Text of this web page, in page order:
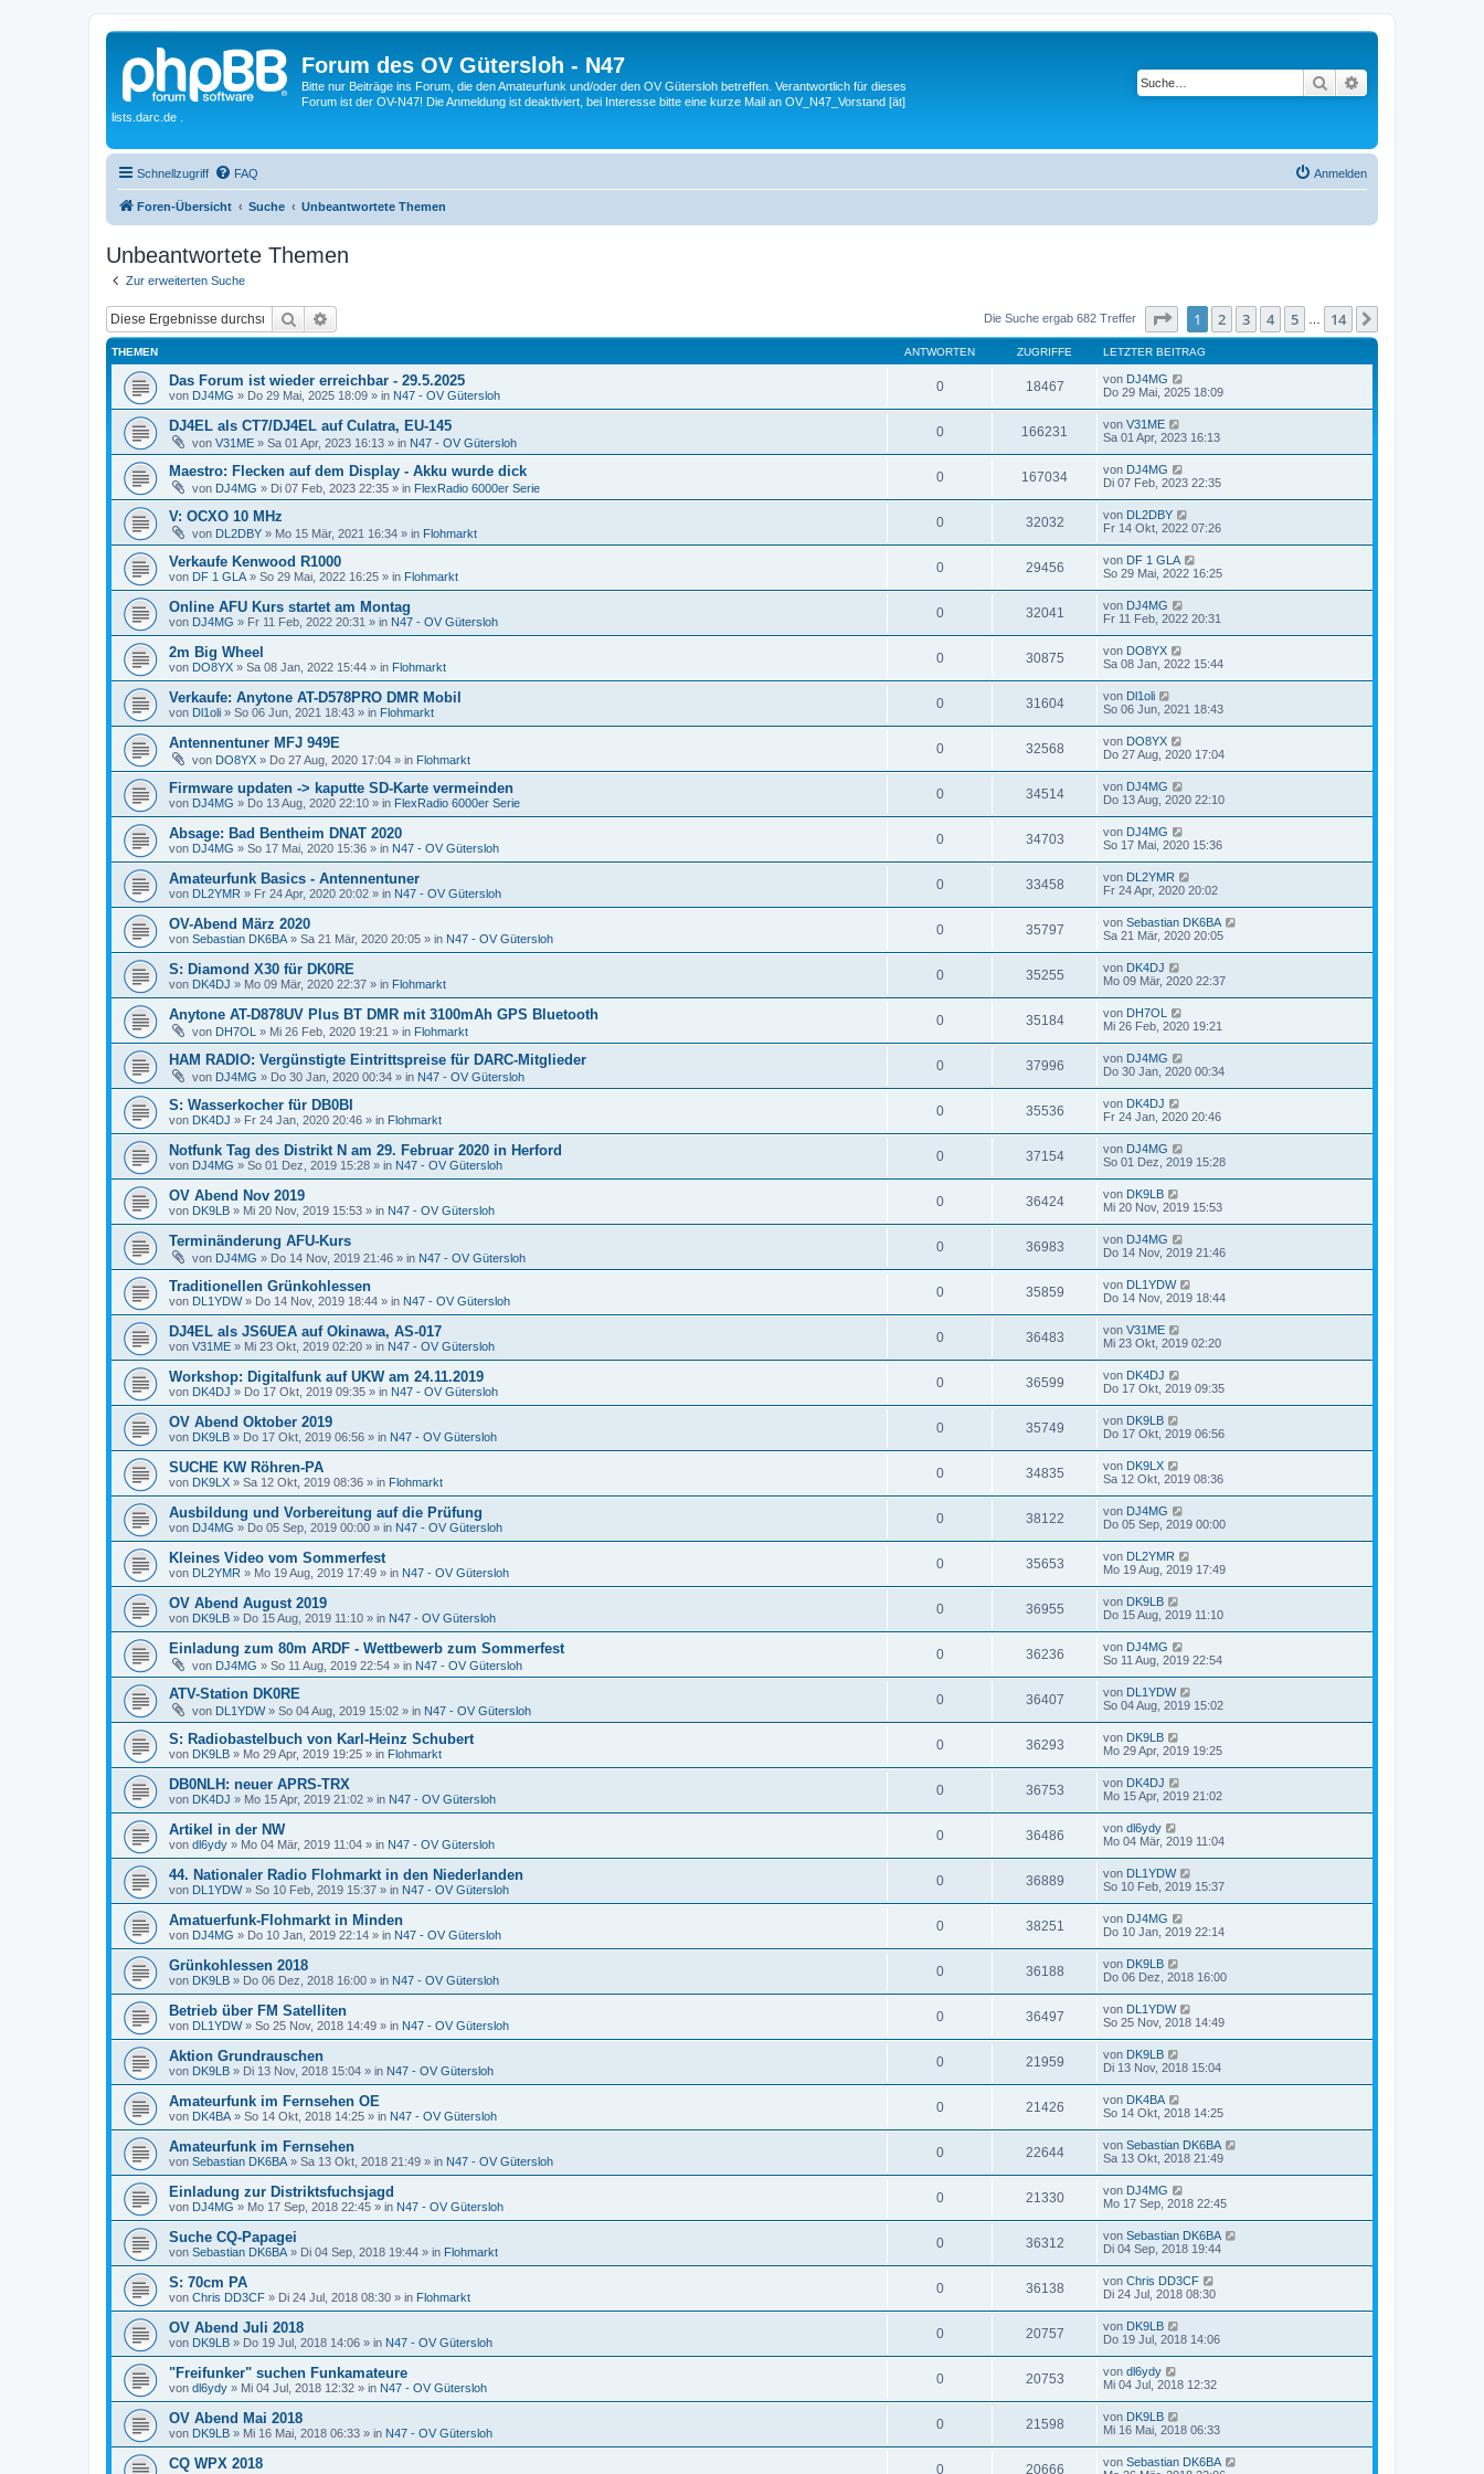
Forum des OV Gütersloh - N47
Bitte nur Beiträge ins Forum, die den Amateurfunk und/oder den OV Gütersloh betreffen. Verantwortlich für dieses
Forum ist der OV-N47! Die Anmeldung ist deaktiviert, bei Interesse bitte eine kurze Mail an OV_N47_Vorstand [ät]
lists.darc.de .
Suche
Schnellzugriff FAQ Anmelden
Foren-Übersicht Suche Unbeantwortete Themen
Unbeantwortete Themen
Zur erweiterten Suche
Suche Die Suche ergab 682 Treffer Seite von14
1 2 3 4 5 14
THEMEN ANTWORTEN ZUGRIFFE LETZTER BEITRAG
Das Forum ist wieder erreichbar - 29.5.2025
von DJ4MG » Do 29 Mai, 2025 18:09 » in N47 - OV Gütersloh
0 18467 von DJ4MG
Do 29 Mai, 2025 18:09
DJ4EL als CT7/DJ4EL auf Culatra, EU-145
von V31ME » Sa 01 Apr, 2023 16:13 » in N47 - OV Gütersloh
0 166231 von V31ME
Sa 01 Apr, 2023 16:13
Maestro: Flecken auf dem Display - Akku wurde dick
von DJ4MG » Di 07 Feb, 2023 22:35 » in FlexRadio 6000er Serie
0 167034 von DJ4MG
Di 07 Feb, 2023 22:35
V: OCXO 10 MHz
von DL2DBY » Mo 15 Mär, 2021 16:34 » in Flohmarkt
0 32032 von DL2DBY
Fr 14 Okt, 2022 07:26
Verkaufe Kenwood R1000
von DF 1 GLA » So 29 Mai, 2022 16:25 » in Flohmarkt
0 29456 von DF 1 GLA
So 29 Mai, 2022 16:25
Online AFU Kurs startet am Montag
von DJ4MG » Fr 11 Feb, 2022 20:31 » in N47 - OV Gütersloh
0 32041 von DJ4MG
Fr 11 Feb, 2022 20:31
2m Big Wheel
von DO8YX » Sa 08 Jan, 2022 15:44 » in Flohmarkt
0 30875 von DO8YX
Sa 08 Jan, 2022 15:44
Verkaufe: Anytone AT-D578PRO DMR Mobil
von Dl1oli » So 06 Jun, 2021 18:43 » in Flohmarkt
0 31604 von Dl1oli
So 06 Jun, 2021 18:43
Antennentuner MFJ 949E
von DO8YX » Do 27 Aug, 2020 17:04 » in Flohmarkt
0 32568 von DO8YX
Do 27 Aug, 2020 17:04
Firmware updaten -> kaputte SD-Karte vermeinden
von DJ4MG » Do 13 Aug, 2020 22:10 » in FlexRadio 6000er Serie
0 34514 von DJ4MG
Do 13 Aug, 2020 22:10
Absage: Bad Bentheim DNAT 2020
von DJ4MG » So 17 Mai, 2020 15:36 » in N47 - OV Gütersloh
0 34703 von DJ4MG
So 17 Mai, 2020 15:36
Amateurfunk Basics - Antennentuner
von DL2YMR » Fr 24 Apr, 2020 20:02 » in N47 - OV Gütersloh
0 33458 von DL2YMR
Fr 24 Apr, 2020 20:02
OV-Abend März 2020
von Sebastian DK6BA » Sa 21 Mär, 2020 20:05 » in N47 - OV Gütersloh
0 35797 von Sebastian DK6BA
Sa 21 Mär, 2020 20:05
S: Diamond X30 für DK0RE
von DK4DJ » Mo 09 Mär, 2020 22:37 » in Flohmarkt
0 35255 von DK4DJ
Mo 09 Mär, 2020 22:37
Anytone AT-D878UV Plus BT DMR mit 3100mAh GPS Bluetooth
von DH7OL » Mi 26 Feb, 2020 19:21 » in Flohmarkt
0 35184 von DH7OL
Mi 26 Feb, 2020 19:21
HAM RADIO: Vergünstigte Eintrittspreise für DARC-Mitglieder
von DJ4MG » Do 30 Jan, 2020 00:34 » in N47 - OV Gütersloh
0 37996 von DJ4MG
Do 30 Jan, 2020 00:34
S: Wasserkocher für DB0BI
von DK4DJ » Fr 24 Jan, 2020 20:46 » in Flohmarkt
0 35536 von DK4DJ
Fr 24 Jan, 2020 20:46
Notfunk Tag des Distrikt N am 29. Februar 2020 in Herford
von DJ4MG » So 01 Dez, 2019 15:28 » in N47 - OV Gütersloh
0 37154 von DJ4MG
So 01 Dez, 2019 15:28
OV Abend Nov 2019
von DK9LB » Mi 20 Nov, 2019 15:53 » in N47 - OV Gütersloh
0 36424 von DK9LB
Mi 20 Nov, 2019 15:53
Terminänderung AFU-Kurs
von DJ4MG » Do 14 Nov, 2019 21:46 » in N47 - OV Gütersloh
0 36983 von DJ4MG
Do 14 Nov, 2019 21:46
Traditionellen Grünkohlessen
von DL1YDW» Do 14 Nov, 2019 18:44 » in N47 - OV Gütersloh
0 35859 von DL1YDW
Do 14 Nov, 2019 18:44
DJ4EL als JS6UEA auf Okinawa, AS-017
von V31ME » Mi 23 Okt, 2019 02:20 » in N47 - OV Gütersloh
0 36483 von V31ME
Mi 23 Okt, 2019 02:20
Workshop: Digitalfunk auf UKW am 24.11.2019
von DK4DJ » Do 17 Okt, 2019 09:35 » in N47 - OV Gütersloh
0 36599 von DK4DJ
Do 17 Okt, 2019 09:35
OV Abend Oktober 2019
von DK9LB » Do 17 Okt, 2019 06:56 » in N47 - OV Gütersloh
0 35749 von DK9LB
Do 17 Okt, 2019 06:56
SUCHE KW Röhren-PA
von DK9LX » Sa 12 Okt, 2019 08:36 » in Flohmarkt
0 34835 von DK9LX
Sa 12 Okt, 2019 08:36
Ausbildung und Vorbereitung auf die Prüfung
von DJ4MG » Do 05 Sep, 2019 00:00 » in N47 - OV Gütersloh
0 38122 von DJ4MG
Do 05 Sep, 2019 00:00
Kleines Video vom Sommerfest
von DL2YMR » Mo 19 Aug, 2019 17:49 » in N47 - OV Gütersloh
0 35653 von DL2YMR
Mo 19 Aug, 2019 17:49
OV Abend August 2019
von DK9LB » Do 15 Aug, 2019 11:10 » in N47 - OV Gütersloh
0 36955 von DK9LB
Do 15 Aug, 2019 11:10
Einladung zum 80m ARDF - Wettbewerb zum Sommerfest
von DJ4MG » So 11 Aug, 2019 22:54 » in N47 - OV Gütersloh
0 36236 von DJ4MG
So 11 Aug, 2019 22:54
ATV-Station DK0RE
von DL1YDW» So 04 Aug, 2019 15:02 » in N47 - OV Gütersloh
0 36407 von DL1YDW
So 04 Aug, 2019 15:02
S: Radiobastelbuch von Karl-Heinz Schubert
von DK9LB » Mo 29 Apr, 2019 19:25 » in Flohmarkt
0 36293 von DK9LB
Mo 29 Apr, 2019 19:25
DB0NLH: neuer APRS-TRX
von DK4DJ » Mo 15 Apr, 2019 21:02 » in N47 - OV Gütersloh
0 36753 von DK4DJ
Mo 15 Apr, 2019 21:02
Artikel in der NW
von dl6ydy » Mo 04 Mär, 2019 11:04 » in N47 - OV Gütersloh
0 36486 von dl6ydy
Mo 04 Mär, 2019 11:04
44. Nationaler Radio Flohmarkt in den Niederlanden
von DL1YDW» So 10 Feb, 2019 15:37 » in N47 - OV Gütersloh
0 36889 von DL1YDW
So 10 Feb, 2019 15:37
Amatuerfunk-Flohmarkt in Minden
von DJ4MG » Do 10 Jan, 2019 22:14 » in N47 - OV Gütersloh
0 38251 von DJ4MG
Do 10 Jan, 2019 22:14
Grünkohlessen 2018
von DK9LB » Do 06 Dez, 2018 16:00 » in N47 - OV Gütersloh
0 36188 von DK9LB
Do 06 Dez, 2018 16:00
Betrieb über FM Satelliten
von DL1YDW» So 25 Nov, 2018 14:49 » in N47 - OV Gütersloh
0 36497 von DL1YDW
So 25 Nov, 2018 14:49
Aktion Grundrauschen
von DK9LB » Di 13 Nov, 2018 15:04 » in N47 - OV Gütersloh
0 21959 von DK9LB
Di 13 Nov, 2018 15:04
Amateurfunk im Fernsehen OE
von DK4BA » So 14 Okt, 2018 14:25 » in N47 - OV Gütersloh
0 21426 von DK4BA
So 14 Okt, 2018 14:25
Amateurfunk im Fernsehen
von Sebastian DK6BA » Sa 13 Okt, 2018 21:49 » in N47 - OV Gütersloh
0 22644 von Sebastian DK6BA
Sa 13 Okt, 2018 21:49
Einladung zur Distriktsfuchsjagd
von DJ4MG » Mo 17 Sep, 2018 22:45 » in N47 - OV Gütersloh
0 21330 von DJ4MG
Mo 17 Sep, 2018 22:45
Suche CQ-Papagei
von Sebastian DK6BA » Di 04 Sep, 2018 19:44 » in Flohmarkt
0 36312 von Sebastian DK6BA
Di 04 Sep, 2018 19:44
S: 70cm PA
von Chris DD3CF » Di 24 Jul, 2018 08:30 » in Flohmarkt
0 36138 von Chris DD3CF
Di 24 Jul, 2018 08:30
OV Abend Juli 2018
von DK9LB » Do 19 Jul, 2018 14:06 » in N47 - OV Gütersloh
0 20757 von DK9LB
Do 19 Jul, 2018 14:06
"Freifunker" suchen Funkamateure
von dl6ydy » Mi 04 Jul, 2018 12:32 » in N47 - OV Gütersloh
0 20753 von dl6ydy
Mi 04 Jul, 2018 12:32
OV Abend Mai 2018
von DK9LB » Mi 16 Mai, 2018 06:33 » in N47 - OV Gütersloh
0 21598 von DK9LB
Mi 16 Mai, 2018 06:33
CQ WPX 2018 0 20666 von Sebastian DK6BA